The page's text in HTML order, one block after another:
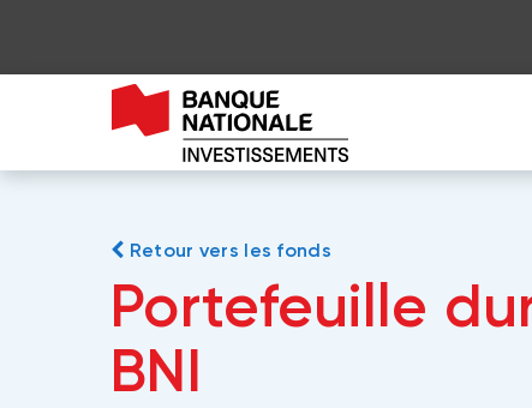
Retour vers les fonds
Portefeuille
BNI